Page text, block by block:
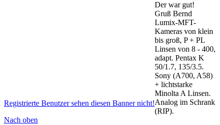
Registrierte Benutzer sehen diesen Banner nicht!
Der war gut!
Gruß Bernd
Lumix-MFT-
Kameras von klein
bis groß, P + PL
Linsen von 8 - 400,
adapt. Pentax K
50/1.7, 135/3.5.
Sony (A700, A58)
+ lichtstarke
Minolta A Linsen.
Analog im Schrank
(RIP).
Nach oben